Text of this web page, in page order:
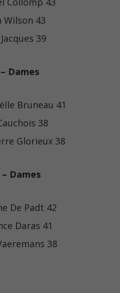
Wilson 43
39
Dames
Bruneau 41
38
Glorieux 38
Dames
De Padt 42
Daras 41
38